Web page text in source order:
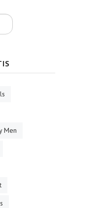
Men